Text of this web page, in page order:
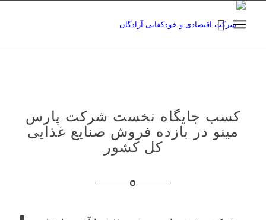
کسب جایگاه نخست شرکت پارس
مینو در بازده فروش صنایع غذایی
کل کشور